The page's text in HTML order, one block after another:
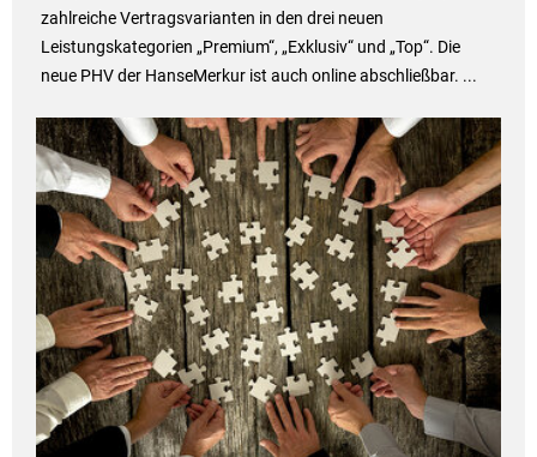
zahlreiche Vertragsvarianten in den drei neuen
Leistungskategorien „Premium“, „Exklusiv“ und „Top“. Die
neue PHV der HanseMerkur ist auch online abschließbar. ...